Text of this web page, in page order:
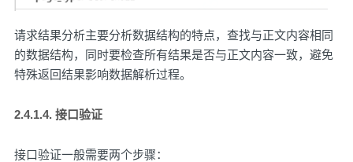
请求结果分析主要分析数据结构的特点，查找与正文内容相同
的数据结构，同时要检查所有结果是否与正文内容一致，避免
特殊返回结果影响数据解析过程。
2.4.1.4. 接口验证
接口验证一般需要两个步骤：